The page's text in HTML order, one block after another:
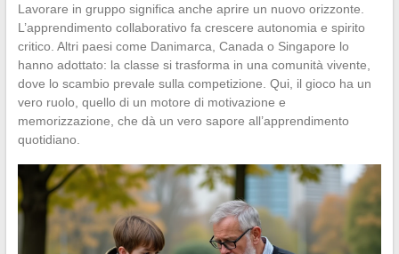
Lavorare in gruppo significa anche aprire un nuovo orizzonte.
L’apprendimento collaborativo fa crescere autonomia e spirito
critico. Altri paesi come Danimarca, Canada o Singapore lo
hanno adottato: la classe si trasforma in una comunità vivente,
dove lo scambio prevale sulla competizione. Qui, il gioco ha un
vero ruolo, quello di un motore di motivazione e
memorizzazione, che dà un vero sapore all’apprendimento
quotidiano.